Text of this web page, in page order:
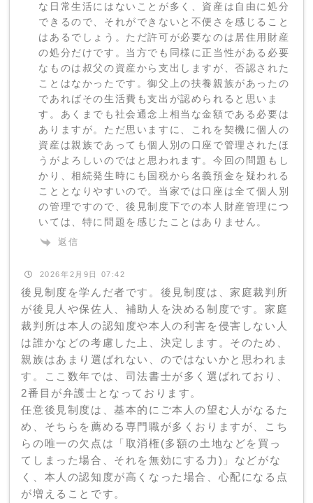
な日常生活にはないことが多く、資産は自由に処分
できるので、それができないと不便さを感じること
はあるでしょう。ただ許可が必要なのは居住用財産
の処分だけです。当方でも同様に正当性がある必要
なものは叔父の資産から支出しますが、否認された
ことはなかったです。御父上の扶養親族があったの
であればその生活費も支出が認められると思いま
す。あくまでも社会通念上相当な金額である必要は
ありますが。ただ思いますに、これを契機に個人の
資産は親族であっても個人別の口座で管理されたほ
うがよろしいのではと思われます。今回の問題もし
かり、相続発生時にも国税から名義預金を疑われる
こととなりやすいので。当家では口座は全て個人別
の管理ですので、後見制度下での本人財産管理につ
いては、特に問題を感じたことはありません。
返信
2026年2月9日 07:42
後見制度を学んだ者です。後見制度は、家庭裁判所
が後見人や保佐人、補助人を決める制度です。家庭
裁判所は本人の認知度や本人の利害を侵害しない人
は誰かなどの考慮した上、決定します。そのため、
親族はあまり選ばれない、のではないかと思われま
す。ここ数年では、司法書士が多く選ばれており、
2番目が弁護士となっております。
任意後見制度は、基本的にご本人の望む人がなるた
め、そちらを薦める専門職が多くおりますが、こち
らの唯一の欠点は「取消権(多額の土地などを買っ
てしまった場合、それを無効にする力)」などがな
く、本人の認知度が高くなった場合、心配になる点
が増えることです。